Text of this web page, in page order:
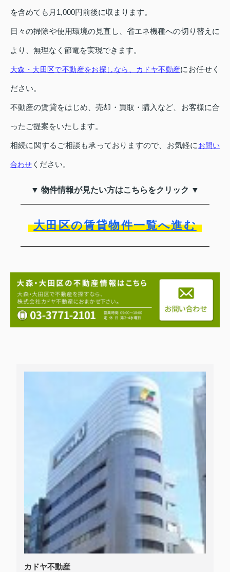
を含めても月1,000円前後に収まります。
日々の掃除や使用環境の見直し、省エネ機種への切り替えに
より、無理なく節電を実現できます。
大森・大田区で不動産をお探しなら、カドヤ不動産にお任せく
ださい。
不動産の賃貸をはじめ、売却・買取・購入など、お客様に合
ったご提案をいたします。
相続に関するご相談も承っておりますので、お気軽にお問い
合わせ ください。
▼ 物件情報が見たい方はこちらをクリック ▼
大田区の賃貸物件一覧へ進む
カドヤ不動産